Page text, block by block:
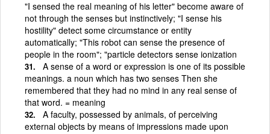
"I sensed the real meaning of his letter" become aware of
not through the senses but instinctively; "I sense his
hostility" detect some circumstance or entity
automatically; "This robot can sense the presence of
people in the room"; "particle detectors sense ionization
A sense of a word or expression is one of its possible
meanings. a noun which has two senses Then she
remembered that they had no mind in any real sense of
that word. = meaning
A faculty, possessed by animals, of perceiving
external objects by means of impressions made upon